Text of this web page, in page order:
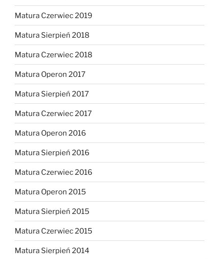
Matura Czerwiec 2019
Matura Sierpień 2018
Matura Czerwiec 2018
Matura Operon 2017
Matura Sierpień 2017
Matura Czerwiec 2017
Matura Operon 2016
Matura Sierpień 2016
Matura Czerwiec 2016
Matura Operon 2015
Matura Sierpień 2015
Matura Czerwiec 2015
Matura Sierpień 2014